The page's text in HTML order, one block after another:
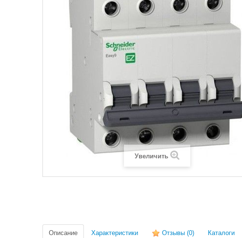
Legrand Valena Allure
Legrand Valena Classic
Увеличить
Описание Характеристики Отзывы (0) Каталоги